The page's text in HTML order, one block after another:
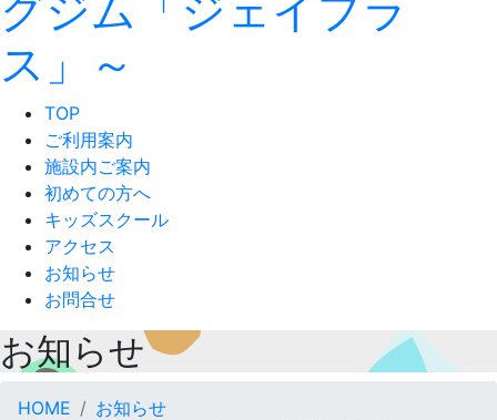
TOP
ご利用案内
施設内ご案内
初めての方へ
キッズスクール
アクセス
お知らせ
お問合せ
お知らせ
HOME
お知らせ